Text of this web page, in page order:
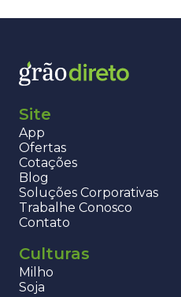
Site
App
Ofertas
Cotações
Blog
Soluções Corporativas
Trabalhe Conosco
Contato
Culturas
Milho
Soja